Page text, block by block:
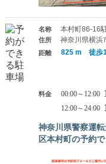
名称 本村町86-16
住所 神奈川県横浜
距離 825 m 徒歩
料金 00:00～12:00
12:00～24:00
神奈川県警察運
区本村町の予約で